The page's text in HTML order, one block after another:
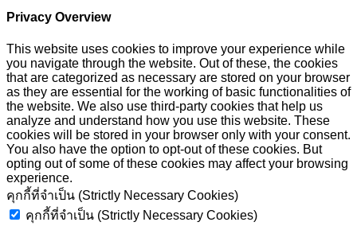
Privacy Overview
This website uses cookies to improve your experience while
you navigate through the website. Out of these, the cookies
that are categorized as necessary are stored on your browser
as they are essential for the working of basic functionalities of
the website. We also use third-party cookies that help us
analyze and understand how you use this website. These
cookies will be stored in your browser only with your consent.
You also have the option to opt-out of these cookies. But
opting out of some of these cookies may affect your browsing
experience.
คุกกี้ที่จำเป็น (Strictly Necessary Cookies)
คุกกี้ที่จำเป็น (Strictly Necessary Cookies)